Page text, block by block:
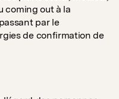
coming out à la
par le
de confirmation de